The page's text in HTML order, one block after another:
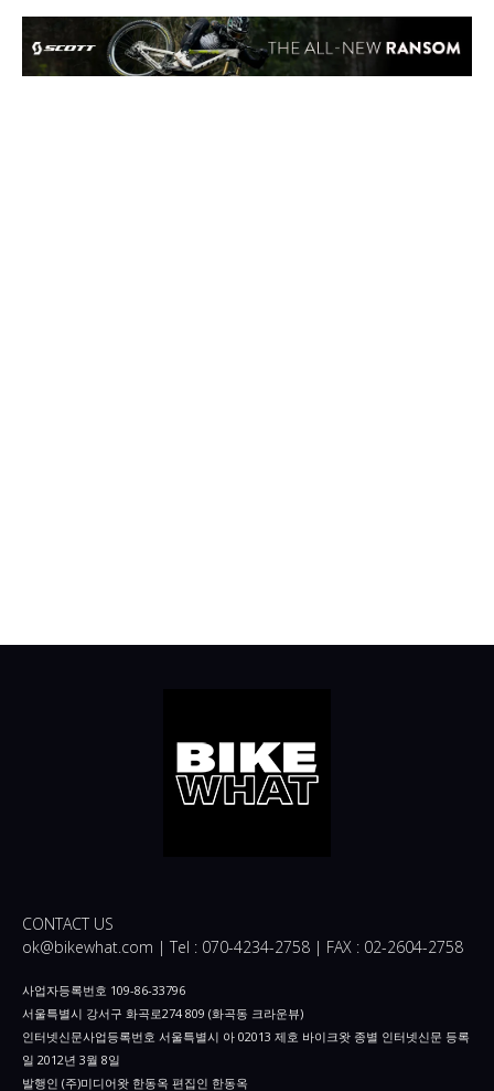
CONTACT US
ok@bikewhat.com | Tel : 070-4234-2758 | FAX : 02-2604-2758
사업자등록번호 109-86-33796
서울특별시 강서구 화곡로274 809 (화곡동 크라운뷰)
인터넷신문사업등록번호 서울특별시 아 02013 제호 바이크왓 종별 인터넷신문 등록
일 2012년 3월 8일
발행인 (주)미디어왓 한동옥 편집인 한동옥